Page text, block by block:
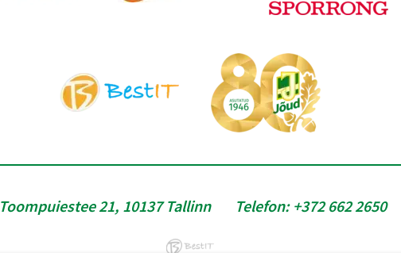
Toompuiestee 21, 10137 Tallinn Telefon: +372 662 2650